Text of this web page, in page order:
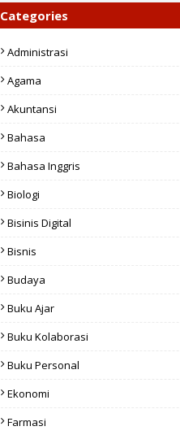
Categories
Administrasi
Agama
Akuntansi
Bahasa
Bahasa Inggris
Biologi
Bisinis Digital
Bisnis
Budaya
Buku Ajar
Buku Kolaborasi
Buku Personal
Ekonomi
Farmasi